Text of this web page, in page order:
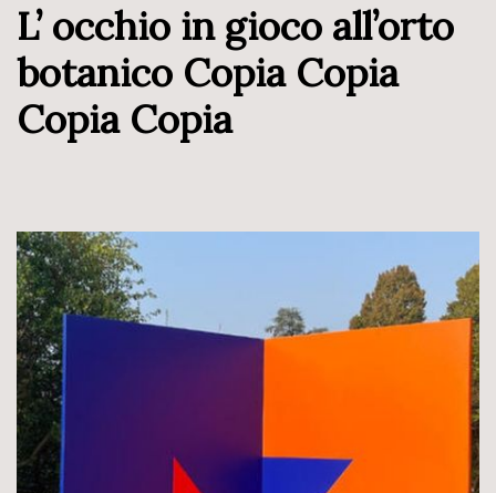
L’ occhio in gioco all’orto
botanico Copia Copia
Copia Copia